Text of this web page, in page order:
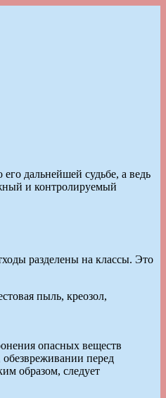
дальнейшей судьбе, а ведь
и контролируемый
разделены на классы. Это
пыль, креозол,
опасных веществ
перед
образом, следует